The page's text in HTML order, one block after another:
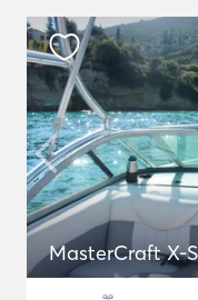
MasterCraft X-